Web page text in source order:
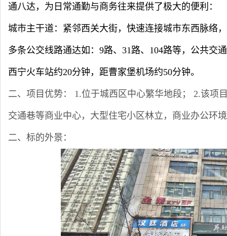
通八达，为日常通勤与商务往来提供了极大的便利：
城市主干道：紧邻西关大街，快速连接城市东西脉络
多条公交线路通达如：9路、31路、104路等，公共交
西宁火车站约20分钟，距曹家堡机场约50分钟。
二、项目优势： 1.位于城西区中心繁华地段； 2.该项
交通巷等商业中心，大型住宅小区林立，商业办公环
二、 标的外景：